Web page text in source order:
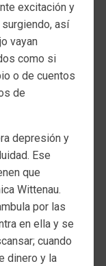
excitación y
así
vayan
como si
o de cuentos
de
depresión y
Ese
que
Wittenau.
por las
en ella y se
cuando
dinero y la